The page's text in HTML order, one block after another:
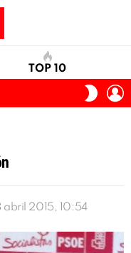
TOP 10
SKIN
abril 2015, 10:54